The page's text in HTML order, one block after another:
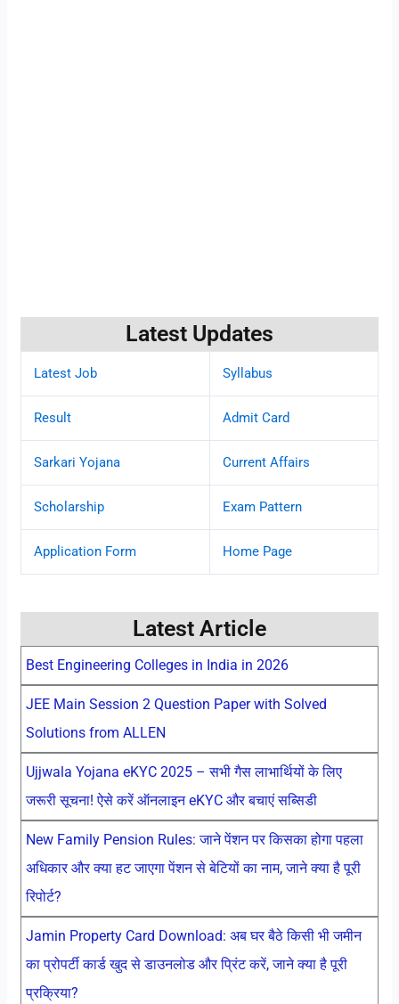
Latest Updates
Latest Job Syllabus
Result Admit Card
Sarkari Yojana Current Affairs
Scholarship Exam Pattern
Application Form Home Page
Latest Article
Best Engineering Colleges in India in 2026
JEE Main Session 2 Question Paper with Solved
Solutions from ALLEN
Ujjwala Yojana eKYC 2025 – सभी गैस लाभार्थियों के लिए
जरूरी सूचना! ऐसे करें ऑनलाइन eKYC और बचाएं सब्सिडी
New Family Pension Rules: जाने पेंशन पर किसका होगा पहला
अधिकार और क्या हट जाएगा पेंशन से बेटियों का नाम, जाने क्या है पूरी
रिपोर्ट?
Jamin Property Card Download: अब घर बैठे किसी भी जमीन
का प्रोपर्टी कार्ड खुद से डाउनलोड और प्रिंट करें, जाने क्या है पूरी
प्रक्रिया?